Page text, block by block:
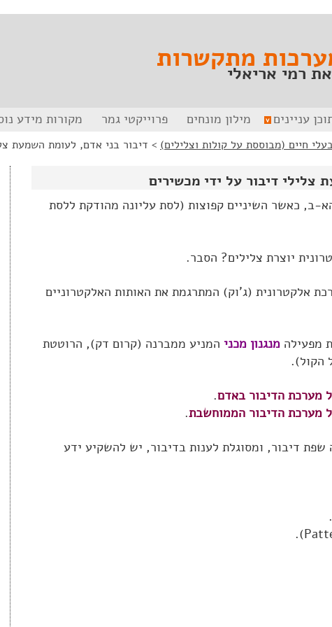
מתקשרותרמי אריאלי
עניינים מילון מונחים פרוייקטי גמר מקורות מידע
חיים (מבוססת על קולות וצלילים) > דיבור בני אדם, לעומת השמעת
צלילי דיבור על ידי מכשירים
ב, כאשר השיניים קפוצות (לסת עליונה מהודקת ללסת
יוצרת צלילים? הסבר.
אלקטרונית (ג'וק) המתרגמת את האותות האלקטרוניים
מפעילה מנגנון מכני המניע ממברנה (קרום דק), הרוטטת
הקול).
מערכת הדיבור באדם.
מערכת הדיבור הממוחשבת.
דיבור, ומסוגלת לענות בדיבור, יש להשקיע ידע